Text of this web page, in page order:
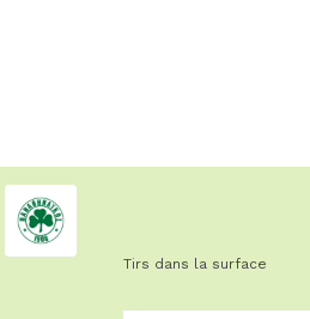
Tirs dans la surface